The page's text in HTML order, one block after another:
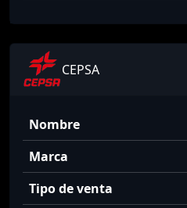
CEPSA
Nombre
Marca
Tipo de venta